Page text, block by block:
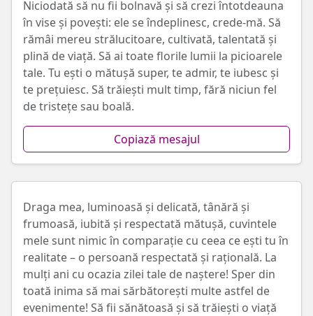
Niciodată să nu fii bolnavă și să crezi întotdeauna
în vise și povești: ele se îndeplinesc, crede-mă. Să
rămâi mereu strălucitoare, cultivată, talentată și
plină de viață. Să ai toate florile lumii la picioarele
tale. Tu ești o mătușă super, te admir, te iubesc și
te prețuiesc. Să trăiești mult timp, fără niciun fel
de tristețe sau boală.
Copiază mesajul
Draga mea, luminoasă și delicată, tânără și
frumoasă, iubită și respectată mătușă, cuvintele
mele sunt nimic în comparație cu ceea ce ești tu în
realitate – o persoană respectată și rațională. La
mulți ani cu ocazia zilei tale de naștere! Sper din
toată inima să mai sărbătorești multe astfel de
evenimente! Să fii sănătoasă și să trăiești o viață